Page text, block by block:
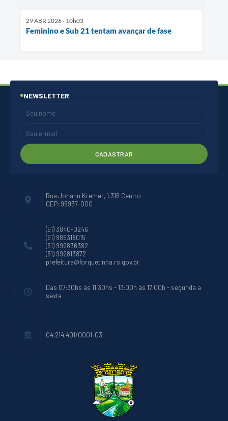
29 ABR 2026 - 10h03
Feminino e Sub 21 tentam avançar de fase
Rua Johann Kremer, 1.316 Centro
CEP: 95937-000
(51) 3840-0246
(51) 989318015
(51) 992836382
(51) 992813872
prefeitura@forquetinha.rs.gov.br
Das 07:30hs às 11:30hs - 13:00h às 17:00h - segunda a
sexta
04.214.401/0001-03
NEWSLETTER
CADASTRAR